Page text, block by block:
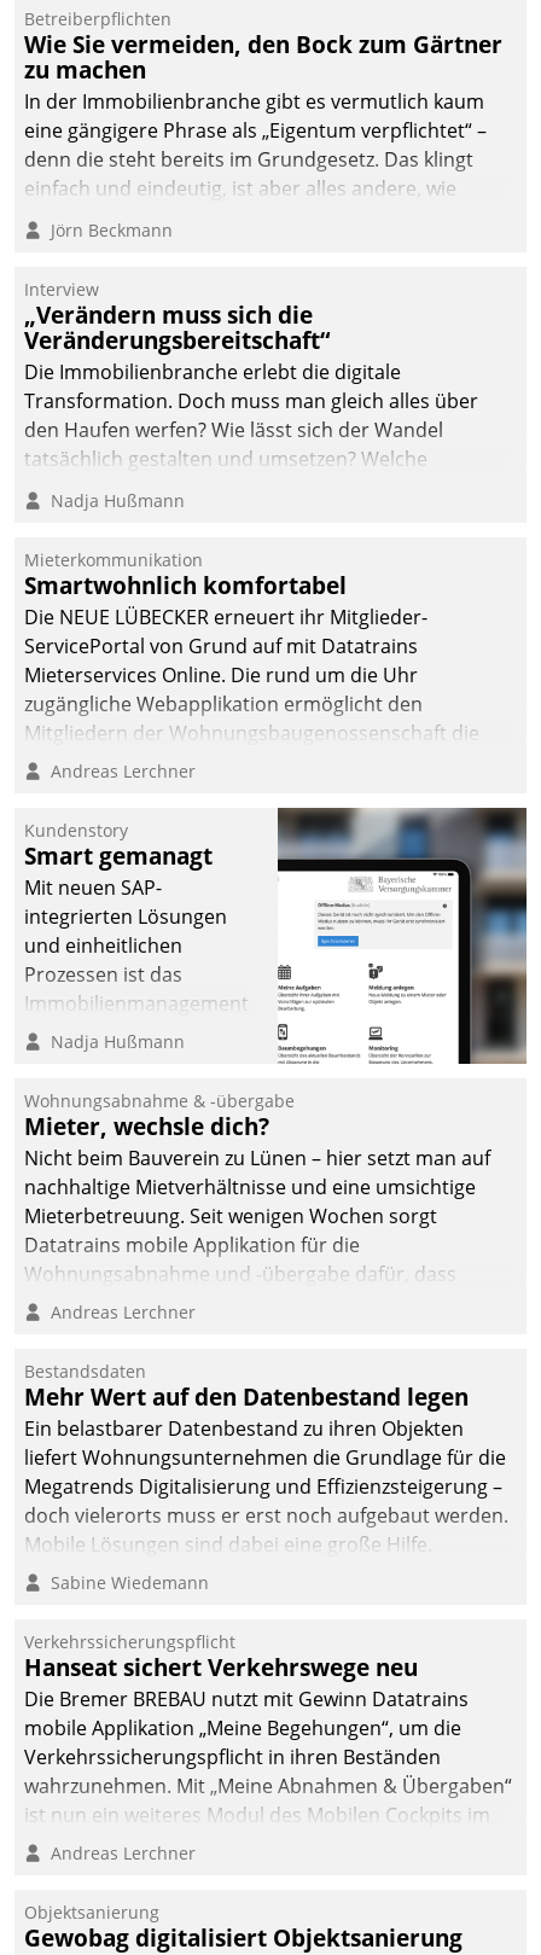
deutscher
Wohnungsunternehmen
– und beschleunigt damit
den Weg vom
Mieteranliegen zum
Dienstleisterauftrag.
Betreiberpflichten
Wie Sie vermeiden, den Bock zum Gärtner
zu machen
In der Immobilienbranche gibt es vermutlich kaum
eine gängigere Phrase als „Eigentum verpflichtet“ –
denn die steht bereits im Grundgesetz. Das klingt
einfach und eindeutig, ist aber alles andere, wie
Branchenbeschäftigte wissen. Denn mit der
Verantwortung folgen Verpflichtungen.
Jörn Beckmann
Interview
„Verändern muss sich die
Veränderungsbereitschaft“
Die Immobilienbranche erlebt die digitale
Transformation. Doch muss man gleich alles über
den Haufen werfen? Wie lässt sich der Wandel
tatsächlich gestalten und umsetzen? Welche
Argumente zählen wirklich?
Nadja Hußmann
Mieterkommunikation
Smartwohnlich komfortabel
Die NEUE LÜBECKER erneuert ihr Mitglieder-
ServicePortal von Grund auf mit Datatrains
Mieterservices Online. Die rund um die Uhr
zugängliche Webapplikation ermöglicht den
Mitgliedern der Wohnungs­bau­genossenschaft die
Kontaktaufnahme per Smartphone, Tablet oder PC.
Andreas Lerchner
Kundenstory
Smart gemanagt
Mit neuen SAP-
integrierten Lösungen
und einheitlichen
Prozessen ist das
Immobilienmanagement
der Bayerischen
Ressort Kapitalanlage für
künftige Aufgaben und
Herausforderungen
gerüstet.
Nadja Hußmann
Wohnungsabnahme & -übergabe
Mieter, wechsle dich?
Nicht beim Bauverein zu Lünen – hier setzt man auf
nachhaltige Mietverhältnisse und eine umsichtige
Mieterbetreuung. Seit wenigen Wochen sorgt
Datatrains mobile Applikation für die
Wohnungsabnahme und -übergabe dafür, dass
Mieter wohlgeordnet kommen und, so es sein muss,
Andreas Lerchner
Bestandsdaten
Mehr Wert auf den Datenbestand legen
Ein belastbarer Datenbestand zu ihren Objekten
liefert Wohnungsunternehmen die Grundlage für die
Megatrends Digitalisierung und Effizienzsteigerung –
doch vielerorts muss er erst noch aufgebaut werden.
Mobile Lösungen sind dabei eine große Hilfe.
Sabine Wiedemann
Verkehrssicherungspflicht
Hanseat sichert Verkehrswege neu
Die Bremer BREBAU nutzt mit Gewinn Datatrains
mobile Applikation „Meine Begehungen“, um die
Verkehrssicherungspflicht in ihren Beständen
wahrzunehmen. Mit „Meine Abnahmen & Übergaben“
ist nun ein weiteres Modul des Mobilen Cockpits im
Einsatz.
Andreas Lerchner
Objektsanierung
Gewobag digitalisiert Objektsanierung